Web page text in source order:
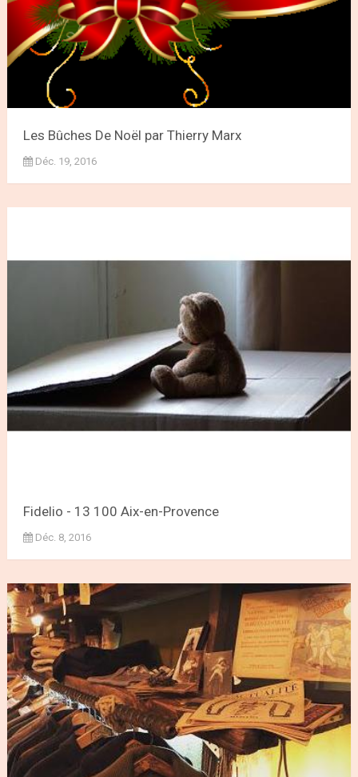
Les Bûches De Noël par Thierry Marx
Déc. 19, 2016
Fidelio - 13 100 Aix-en-Provence
Déc. 8, 2016